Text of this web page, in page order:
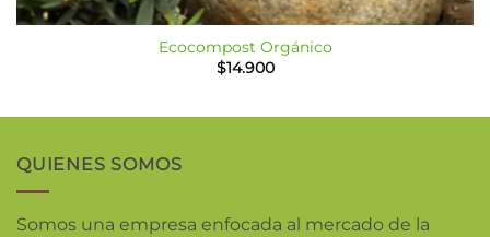
Ecocompost Orgánico
$14.900
QUIENES SOMOS
Somos una empresa enfocada al mercado de la